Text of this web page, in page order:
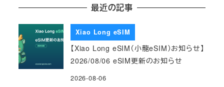
最近の記事
Xiao Long eSIM
【Xiao Long eSIM（小龍eSIM）お知らせ】
2026/08/06 eSIM更新のお知らせ
2026-08-06